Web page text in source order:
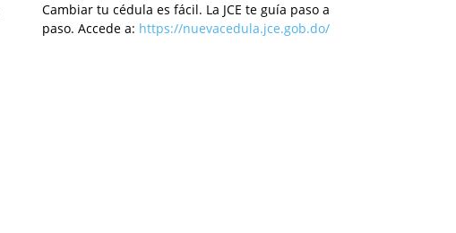
Cambiar tu cédula es fácil. La JCE te guía paso a
paso. Accede a: https://nuevacedula.jce.gob.do/